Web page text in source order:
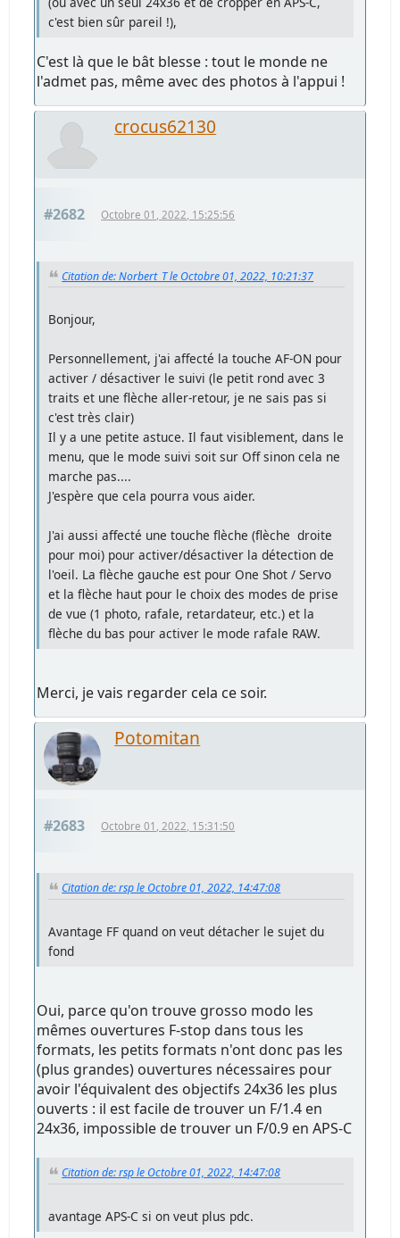
c'est bien sûr pareil !),
C'est là que le bât blesse : tout le monde ne
l'admet pas, même avec des photos à l'appui !
crocus62130
#2682 Octobre 01, 2022, 15:25:56
Citation de: Norbert_T le Octobre 01, 2022, 10:21:37
Bonjour,
Personnellement, j'ai affecté la touche AF-ON pour
activer / désactiver le suivi (le petit rond avec 3
traits et une flèche aller-retour, je ne sais pas si
c'est très clair)
Il y a une petite astuce. Il faut visiblement, dans le
menu, que le mode suivi soit sur Off sinon cela ne
marche pas....
J'espère que cela pourra vous aider.
J'ai aussi affecté une touche flèche (flèche droite
pour moi) pour activer/désactiver la détection de
l'oeil. La flèche gauche est pour One Shot / Servo
et la flèche haut pour le choix des modes de prise
de vue (1 photo, rafale, retardateur, etc.) et la
flèche du bas pour activer le mode rafale RAW.
Merci, je vais regarder cela ce soir.
Potomitan
#2683 Octobre 01, 2022, 15:31:50
Citation de: rsp le Octobre 01, 2022, 14:47:08
Avantage FF quand on veut détacher le sujet du
fond
Oui, parce qu'on trouve grosso modo les
mêmes ouvertures F-stop dans tous les
formats, les petits formats n'ont donc pas les
(plus grandes) ouvertures nécessaires pour
avoir l'équivalent des objectifs 24x36 les plus
ouverts : il est facile de trouver un F/1.4 en
24x36, impossible de trouver un F/0.9 en APS-C
Citation de: rsp le Octobre 01, 2022, 14:47:08
avantage APS-C si on veut plus pdc.